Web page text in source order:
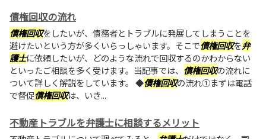
債権回収の流れ
債権回収をしたいが、債務者とトラブルに発展してしまうことを
避けたいという方が多くいらっしゃいます。そこで債権回収を弁
護士に依頼したいが、どのような流れで回収するのかわからない
といったご相談を多く受けます。当記事では、 債権回収の流れに
ついて詳しく解説をしています。 ◆債権回収の流れ①まずは電話
で督促債権回収は、いき...
不動産トラブルを弁護士に相談するメリット